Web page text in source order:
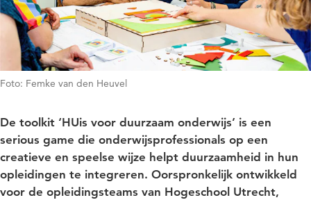
Foto: Femke van den Heuvel
De toolkit ‘HUis voor duurzaam onderwijs’ is een
serious game die onderwijsprofessionals op een
creatieve en speelse wijze helpt duurzaamheid in hun
opleidingen te integreren. Oorspronkelijk ontwikkeld
voor de opleidingsteams van Hogeschool Utrecht,